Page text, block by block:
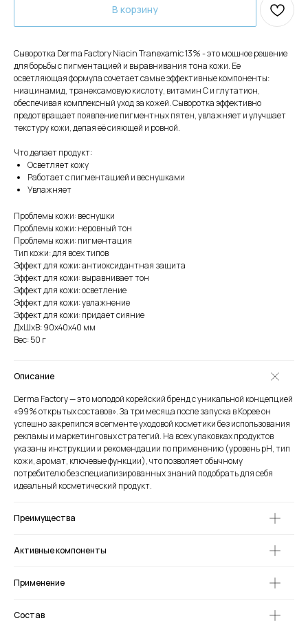
В корзину
Сыворотка Derma Factory Niacin Tranexamic 13% - это мощное решение
для борьбы с пигментацией и выравнивания тона кожи. Ее
осветляющая формула сочетает самые эффективные компоненты:
ниацинамид, транексамовую кислоту, витамин С и глутатион,
обеспечивая комплексный уход за кожей. Сыворотка эффективно
предотвращает появление пигментных пятен, увлажняет и улучшает
текстуру кожи, делая её сияющей и ровной.
Что делает продукт:
Осветляет кожу
Работает с пигментацией и веснушками
Увлажняет
Проблемы кожи: веснушки
Проблемы кожи: неровный тон
Проблемы кожи: пигментация
Тип кожи: для всех типов
Эффект для кожи: антиоксидантная защита
Эффект для кожи: выравнивает тон
Эффект для кожи: осветление
Эффект для кожи: увлажнение
Эффект для кожи: придает сияние
ДxШxВ: 90x40x40 мм
Вес: 50 г
Описание
Derma Factory — это молодой корейский бренд с уникальной концепцией
«99% открытых составов». За три месяца после запуска в Корее он
успешно закрепился в сегменте уходовой косметики без использования
рекламы и маркетинговых стратегий. На всех упаковках продуктов
указаны инструкции и рекомендации по применению (уровень pH, тип
кожи, аромат, ключевые функции), что позволяет обычному
потребителю без специализированных знаний подобрать для себя
идеальный косметический продукт.
Преимущества
Активные компоненты
Применение
Состав